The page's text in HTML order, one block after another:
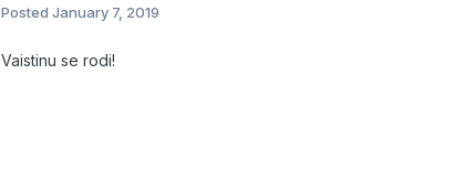
Posted January 7, 2019
Vaistinu se rodi!